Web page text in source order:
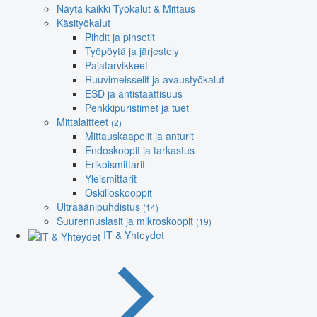
Näytä kaikki Työkalut & Mittaus
Käsityökalut
Pihdit ja pinsetit
Työpöytä ja järjestely
Pajatarvikkeet
Ruuvimeisselit ja avaustyökalut
ESD ja antistaattisuus
Penkkipuristimet ja tuet
Mittalaitteet (2)
Mittauskaapelit ja anturit
Endoskoopit ja tarkastus
Erikoismittarit
Yleismittarit
Oskilloskooppit
Ultraäänipuhdistus (14)
Suurennuslasit ja mikroskoopit (19)
IT & Yhteydet